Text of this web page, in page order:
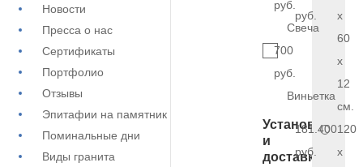
Новости
Пресса о нас
Сертификаты
Портфолио
Отзывы
Эпитафии на памятник
Поминальные дни
Виды гранита
руб.
Свеча
700
руб.
Виньетка
Установка
и
доставка
руб.
x
60
x
12
см.
181.400
руб.
120
x